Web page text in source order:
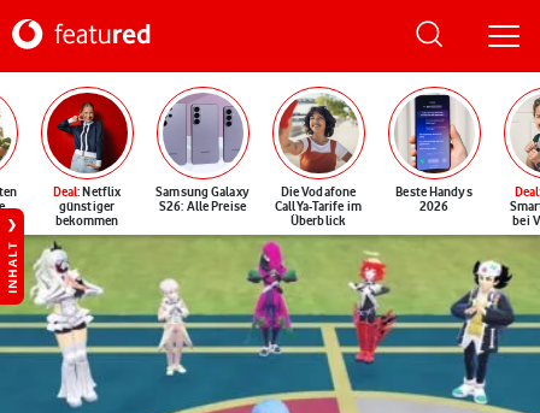
Deal: Netflix
günstiger
bekommen
Samsung Galaxy
S26: Alle Preise
Die Vodafone
CallYa-Tarife im
Überblick
Beste Handys
2026
Deal
bei
INHALT